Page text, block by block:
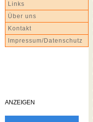
Links
Über uns
Kontakt
Impressum/Datenschutz
ANZEIGEN